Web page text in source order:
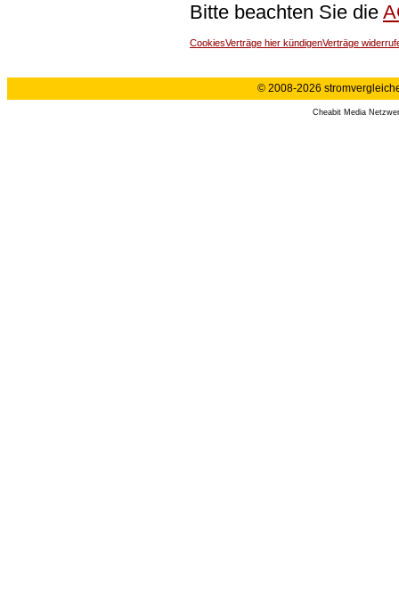
Bitte beachten Sie die
CookiesVerträge hier kündigenVerträge
© 2008-2026
Cheabit Media